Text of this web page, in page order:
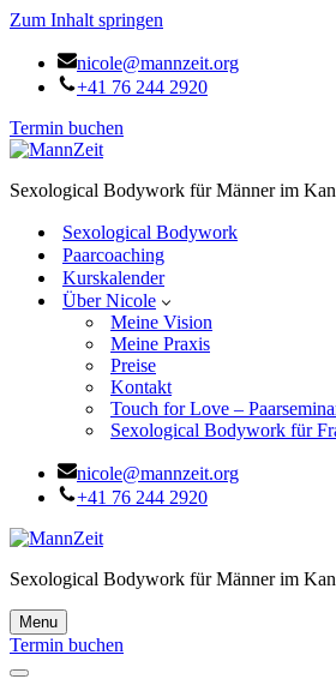
Zum Inhalt springen
nicole@mannzeit.org
+41 76 244 2920
Termin buchen
Sexological Bodywork für Männer im
Sexological Bodywork
Paarcoaching
Kurskalender
Über Nicole
Meine Vision
Meine Praxis
Preise
Kontakt
Touch for Love –
Sexological Bodywork für
nicole@mannzeit.org
+41 76 244 2920
Sexological Bodywork für Männer im
Menu
Navigationsmenü
Termin buchen
Navigationsmenü